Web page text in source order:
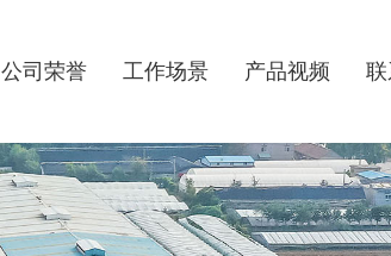
公司荣誉 工作场景 产品视频